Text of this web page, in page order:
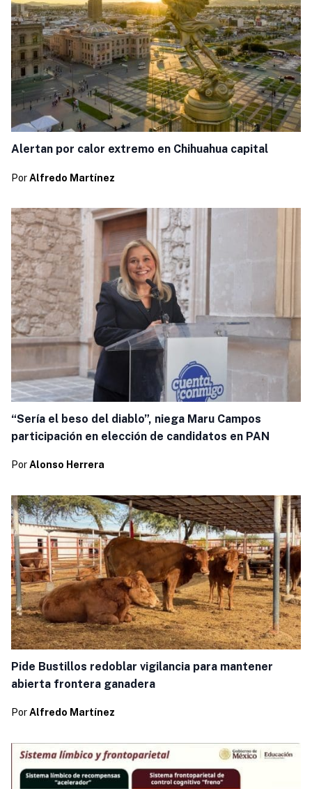
Alertan por calor extremo en Chihuahua capital
Por Alfredo Martínez
“Sería el beso del diablo”, niega Maru Campos
participación en elección de candidatos en PAN
Por Alonso Herrera
Pide Bustillos redoblar vigilancia para mantener
abierta frontera ganadera
Por Alfredo Martínez